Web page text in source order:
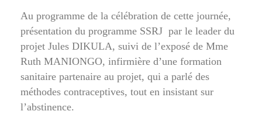
Au programme de la célébration de cette journée,
présentation du programme SSRJ par le leader du
projet Jules DIKULA, suivi de l’exposé de Mme
Ruth MANIONGO, infirmière d’une formation
sanitaire partenaire au projet, qui a parlé des
méthodes contraceptives, tout en insistant sur
l’abstinence.